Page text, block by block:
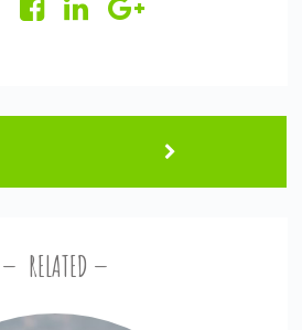
RELATED